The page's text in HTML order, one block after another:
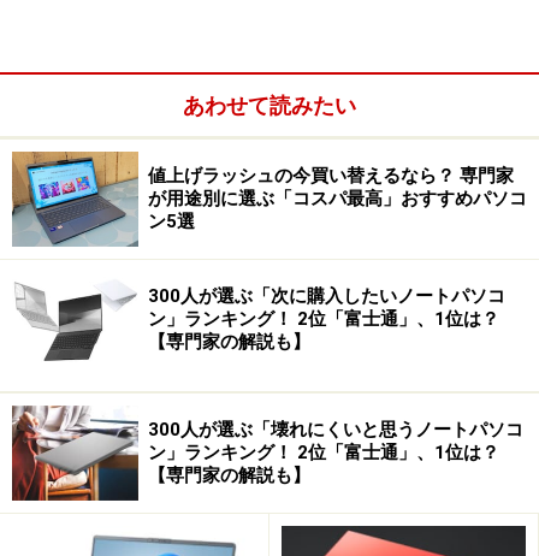
ノートパソコンに外部ディスプレイを接続する用途はい
ノートパソコンでプレゼンする際にプロジェクター
に接続する
あわせて読みたい
値上げラッシュの今買い替えるなら？ 専門家
が用途別に選ぶ「コスパ最高」おすすめパソコ
ン5選
300人が選ぶ「次に購入したいノートパソコ
ン」ランキング！ 2位「富士通」、1位は？
【専門家の解説も】
300人が選ぶ「壊れにくいと思うノートパソコ
ン」ランキング！ 2位「富士通」、1位は？
【専門家の解説も】